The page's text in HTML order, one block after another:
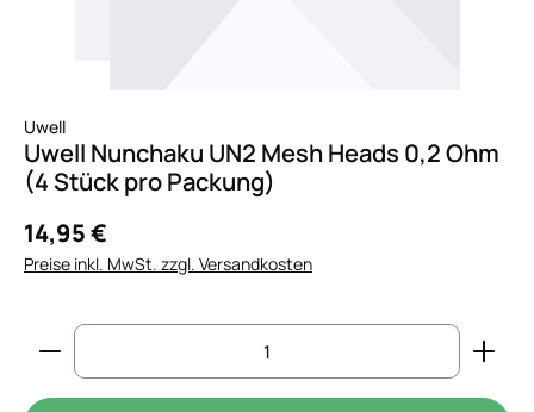
Uwell
Uwell Nunchaku UN2 Mesh Heads 0,2 Ohm
(4 Stück pro Packung)
14,95 €
Preise inkl. MwSt. zzgl. Versandkosten
Produkt Anzahl: Gib den gewünschten Wert